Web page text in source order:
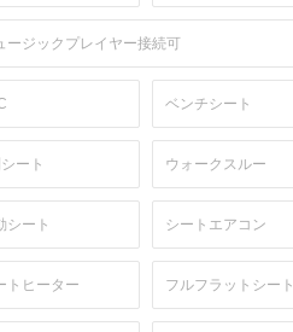
ージックプレイヤー接続可
ベンチシート
ート ウォークスルー
シート シートエアコン
トヒーター フルフラットシート